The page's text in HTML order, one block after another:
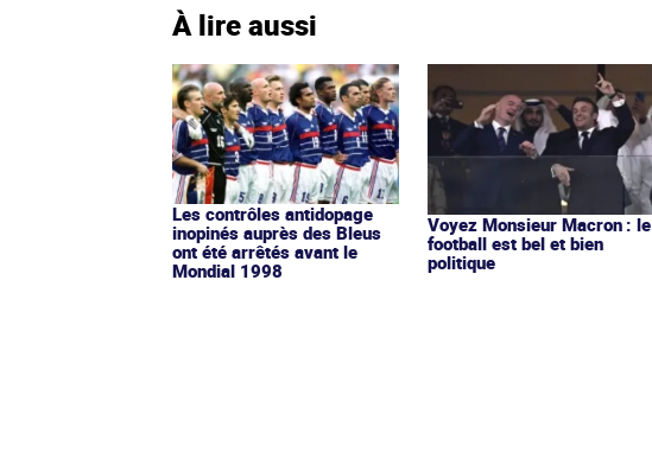
À lire aussi
Les contrôles antidopage
inopinés auprès des Bleus
ont été arrêtés avant le
Mondial 1998
Voyez Monsieur Macron : le
football est bel et bien
politique